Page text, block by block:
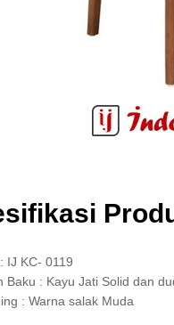
IJ KC- 0119
Baku : Kayu Jati Solid dan
: Warna salak Muda